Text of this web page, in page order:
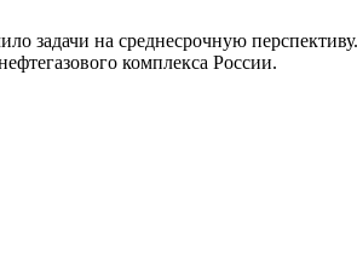
задачи на среднесрочную
комплекса России.